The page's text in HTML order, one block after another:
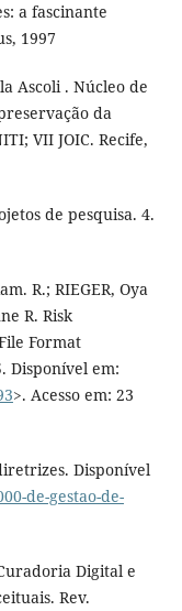
a fascinante
1997
Ascoli . Núcleo de
da
VII JOIC. Recife,
de pesquisa. 4.
R.; RIEGER, Oya
R. Risk
Format
Disponível em:
>. Acesso em: 23
Disponível
de-gestao-de-
Digital e
Rev.